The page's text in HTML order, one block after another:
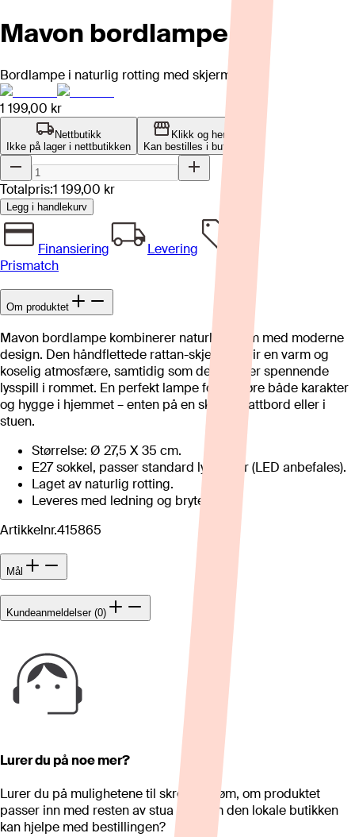
Mavon bordlampe
Bordlampe i naturlig rotting med skjerm.
1 199,00 kr
Nettbutikk
Ikke på lager i nettbutikken
Klikk og hent
Kan bestilles i butikk
Totalpris:1 199,00 kr
Legg i handlekurv
Finansiering
Levering
Prismatch
Om produktet
Mavon bordlampe kombinerer naturlig sjarm med moderne
design. Den håndflettede rattan-skjermen gir en varm og
koselig atmosfære, samtidig som den skaper spennende
lysspill i rommet. En perfekt lampe for å tilføre både karakter
og hygge i hjemmet – enten på en skjenk, nattbord eller i
stuen.
Størrelse: Ø 27,5 X 35 cm.
E27 sokkel, passer standard lyspærer (LED anbefales).
Laget av naturlig rotting.
Leveres med ledning og bryter.
Artikkelnr.415865
Mål
Kundeanmeldelser (0)
Lurer du på noe mer?
Lurer du på mulighetene til skreddersøm, om produktet
passer inn med resten av stua eller om den lokale butikken
kan hjelpe med bestillingen?